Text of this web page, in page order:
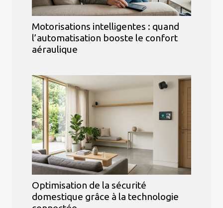
Motorisations intelligentes : quand
l’automatisation booste le confort
aéraulique
Optimisation de la sécurité
domestique grâce à la technologie